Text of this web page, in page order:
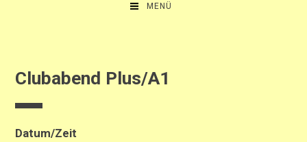
MENÜ
Clubabend Plus/A1
Datum/Zeit